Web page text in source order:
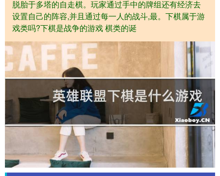
脱胎于多塔的自走棋。玩家通过手中的牌组还有经济去
设置自己的阵容,并且通过每一人的战斗,最。下棋属于游
戏类吗?下棋是战争的游戏 棋类的诞